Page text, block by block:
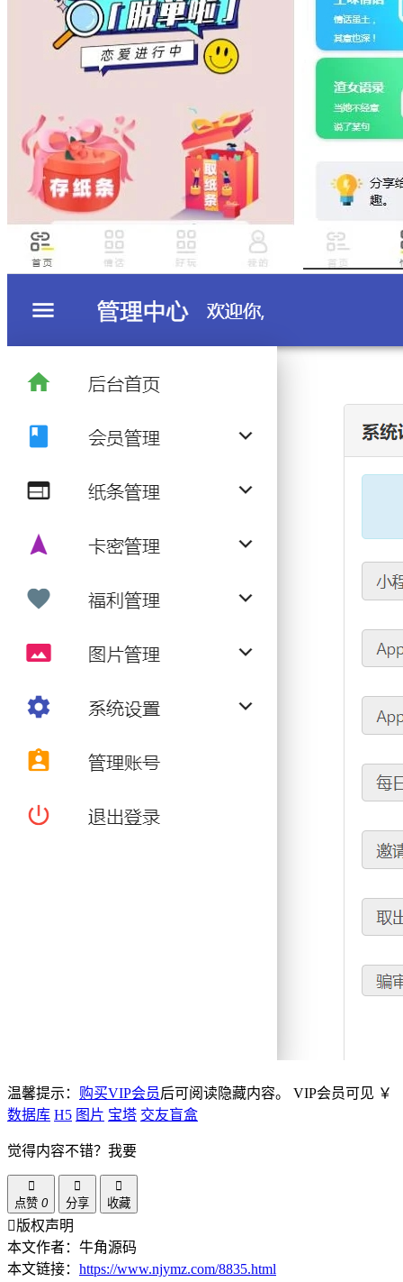
温馨提示： 购买VIP会员后可阅读隐藏内容。 VIP会员可见 ￥
数据库 H5 图片 宝塔 交友盲盒
觉得内容不错？我要
点赞 0 分享 收藏
版权声明
本文作者：牛角源码
本文链接： https://www.njymz.com/8835.html